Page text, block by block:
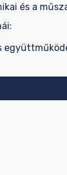
és a